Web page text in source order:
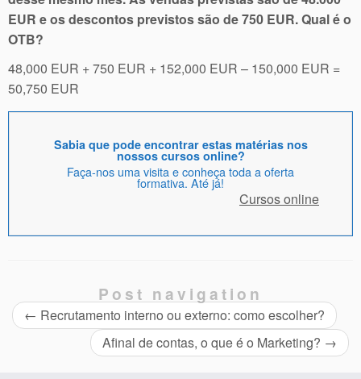
EUR e os descontos previstos são de 750 EUR. Qual é o
OTB?
48,000 EUR + 750 EUR + 152,000 EUR – 150,000 EUR =
50,750 EUR
Sabia que pode encontrar estas matérias nos
nossos cursos online?
Faça-nos uma visita e conheça toda a oferta
formativa. Até já!
Cursos online
Post navigation
← Recrutamento interno ou externo: como escolher?
Afinal de contas, o que é o Marketing? →